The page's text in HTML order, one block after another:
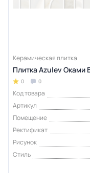
Керамическая плитка
Плитка Azulev Оками
0 0
Код товара
Артикул
Помещение
Ректификат
Рисунок
Стиль